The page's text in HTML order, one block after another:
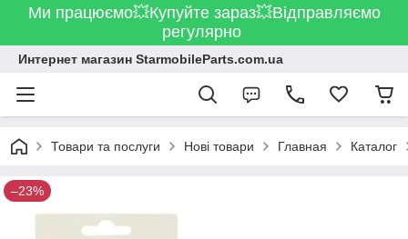
Ми працюємо💥Купуйте зараз💥Відправляємо
регулярно
Интернет магазин StarmobileParts.com.ua
Товари та послуги Нові товари Главная Каталог
–23%